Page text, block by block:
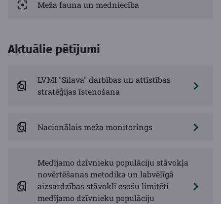
Meža fauna un medniecība
Aktuālie pētījumi
LVMI "Silava" darbības un attīstības
stratēģijas īstenošana
Nacionālais meža monitorings
Medījamo dzīvnieku populāciju stāvokļa
novērtēšanas metodika un labvēlīgā
aizsardzības stāvoklī esošu limitēti
medījamo dzīvnieku populāciju